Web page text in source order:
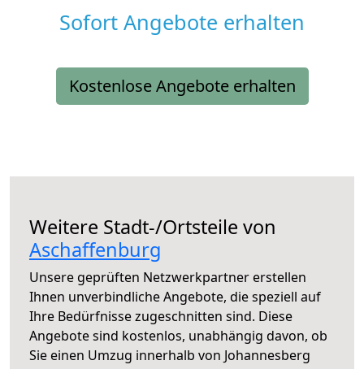
Sofort Angebote erhalten
Kostenlose Angebote erhalten
Weitere Stadt-/Ortsteile von
Aschaffenburg
Unsere geprüften Netzwerkpartner erstellen
Ihnen unverbindliche Angebote, die speziell auf
Ihre Bedürfnisse zugeschnitten sind. Diese
Angebote sind kostenlos, unabhängig davon, ob
Sie einen Umzug innerhalb von Johannesberg